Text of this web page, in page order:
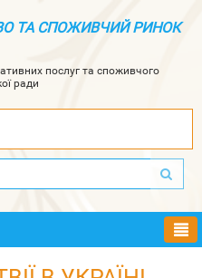
ТА СПОЖИВЧИЙ РИНОК
послуг та споживчого
ради